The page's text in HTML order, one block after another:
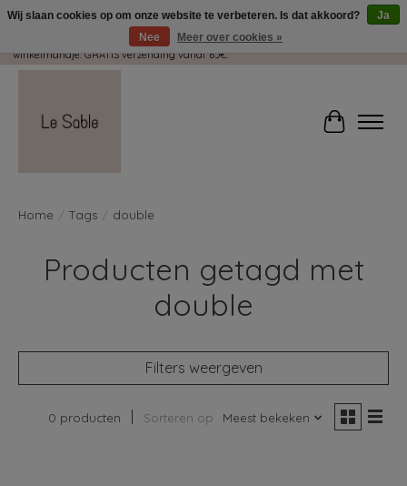
Wij pakken met plezier jouw kadootjes GRATIS in! Duid dit zeker aan in je
winkelmandje. GRATIS verzending vanaf 65€.
Home Tags double
Producten getagd met
double
Filters weergeven
0 producten Sorteren op Meest bekeken
Wij slaan cookies op om onze website te verbeteren. Is dat akkoord?
Ja
Nee
Meer over cookies »